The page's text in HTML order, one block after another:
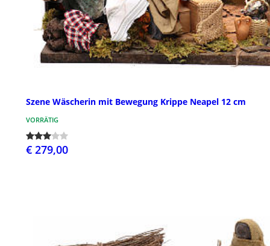
Szene Wäscherin mit Bewegung Krippe Neapel 12 cm
VORRÄTIG
€ 279,00